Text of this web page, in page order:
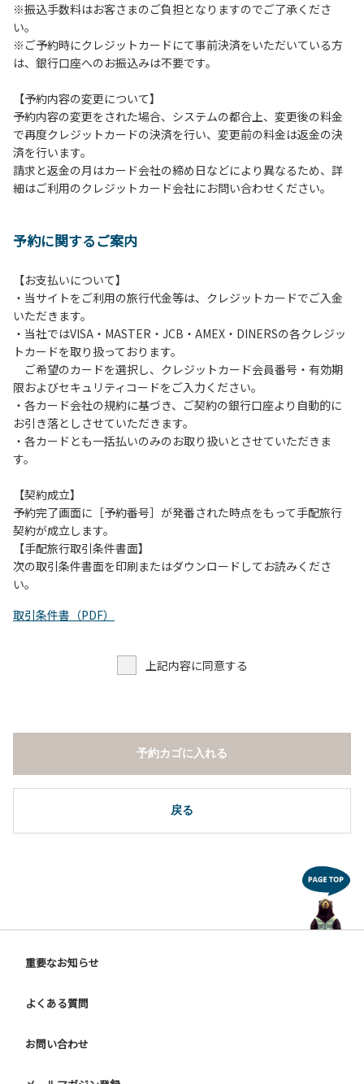
動はご遠慮ください。
12. ペットの同伴はオートキャンプサイトのみとさせていた
だきます。
13. 喫煙は指定された場所のみ可能です。それ以外はすべて
【当キャンプサイトでの禁止事項】
１．花火（手持花火は除く）。
２．地面への直火による焚き火、BBQ、キャンプファイヤ
ー。
３．ボールなどを使った野球、キャッチボール・サッカーな
行ってください。テントサイト内ではまわりのサイトのご利
４．大きな音で音楽や楽器などを鳴らす行為。但し貸し切り
イベントは除く。
５．発電機の使用。但し貸し切りイベントは除く。
６．申込みされたサイト以外のサイトの利用や共用部（トイ
レ、流しなど）の占有行為。
７．許可無く広告物の配布や掲示または物品の販売等を行な
うこと。
８．その他 周りに迷惑となるような行為（夜間の大声での談
笑等）や他人に嫌悪感を与えるような行為。
※振込手数料はお客さまのご負担となりますのでご了承くださ
い。
※ご予約時にクレジットカードにて事前決済をいただいている方
は、銀行口座へのお振込みは不要です。
【予約内容の変更について】
予約内容の変更をされた場合、システムの都合上、変更後の料金
で再度クレジットカードの決済を行い、変更前の料金は返金の決
済を行います。
請求と返金の月はカード会社の締め日などにより異なるため、詳
細はご利用のクレジットカード会社にお問い合わせください。
予約に関するご案内
【お支払いについて】
・当サイトをご利用の旅行代金等は、クレジットカードでご入金
いただきます。
・当社ではVISA・MASTER・JCB・AMEX・DINERSの各クレジッ
トカードを取り扱っております。
ご希望のカードを選択し、クレジットカード会員番号・有効期
限およびセキュリティコードをご入力ください。
・各カード会社の規約に基づき、ご契約の銀行口座より自動的に
お引き落としさせていただきます。
・各カードとも一括払いのみのお取り扱いとさせていただきま
す。
【契約成立】
予約完了画面に［予約番号］が発番された時点をもって手配旅行
契約が成立します。
【手配旅行取引条件書面】
次の取引条件書面を印刷またはダウンロードしてお読みくださ
い。
取引条件書（PDF）
上記内容に同意する
戻る
予約カゴに入れる
重要なお知らせ
よくある質問
お問い合わせ